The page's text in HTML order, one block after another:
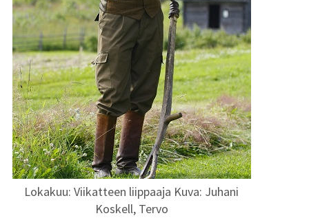
Lokakuu: Viikatteen liippaaja Kuva: Juhani
Koskell, Tervo